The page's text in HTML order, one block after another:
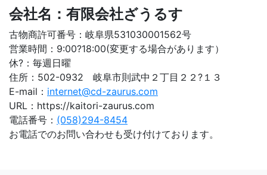
会社名：有限会社ざうるす
古物商許可番号：岐阜県531030001562号
営業時間：9:00?18:00(変更する場合があります）
休?：毎週日曜
住所：502-0932 岐阜市則武中２丁目２２?１３
E-mail： internet@cd-zaurus.com
URL：https://kaitori-zaurus.com
電話番号： (058)294-8454
お電話でのお問い合わせも受け付けております。